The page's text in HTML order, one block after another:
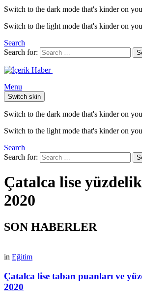
Switch to the dark mode that's kinder on
Switch to the light mode that's kinder on
Search
Search for:
Menu
Switch skin
Switch to the dark mode that's kinder on
Switch to the light mode that's kinder on
Search
Search for:
Çatalca lise
2020
SON HABERLER
in Eğitim
Çatalca lise taban puanları ve
2020